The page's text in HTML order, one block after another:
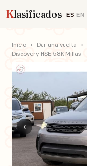
Klasificados ES| EN
Inicio > Dar una vuelta >
Discovery HSE 58K Millas
‹